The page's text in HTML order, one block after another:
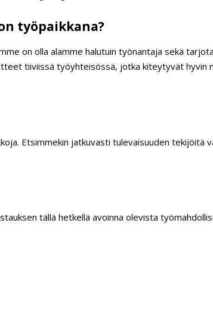
työpaikkana?
on olla alamme halutuin työnantaja sekä
tiiviissä työyhteisössä, jotka kiteytyvät hyvin
Etsimmekin jatkuvasti tulevaisuuden tekijöitä
tällä hetkellä avoinna olevista